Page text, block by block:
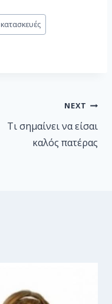
NEXT
Τι σημαίνει να είσαι
καλός πατέρας